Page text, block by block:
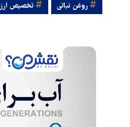
روغن نباتی تخصیص ارز